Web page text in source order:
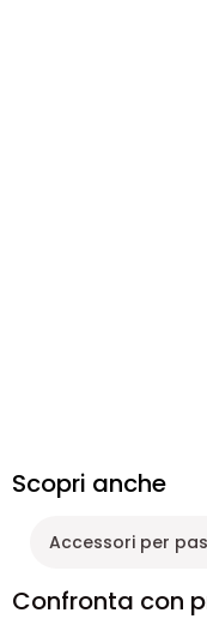
Scopri anche
Accessori per
Confronta con